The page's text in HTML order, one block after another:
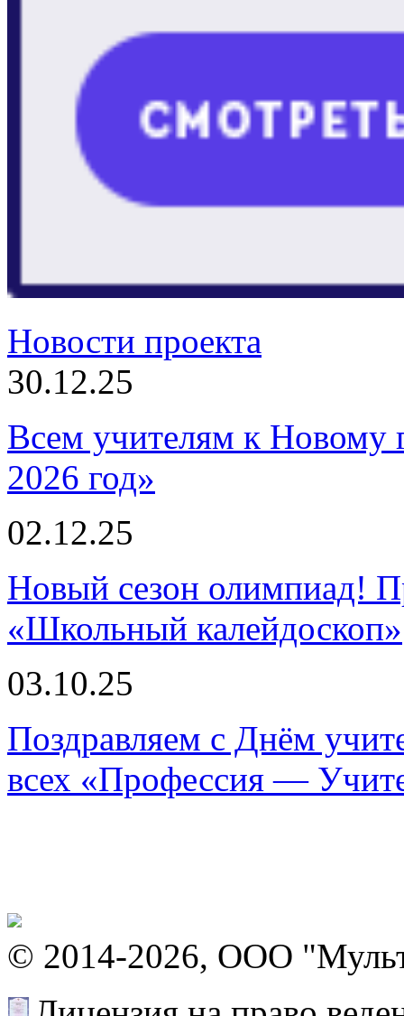
Новости проекта
30.12.25
Всем учителям к Новому
2026 год»
02.12.25
Новый сезон олимпиад!
«Школьный калейдоскоп»
03.10.25
Поздравляем с Днём
всех «Профессия —
© 2014-2026, ООО